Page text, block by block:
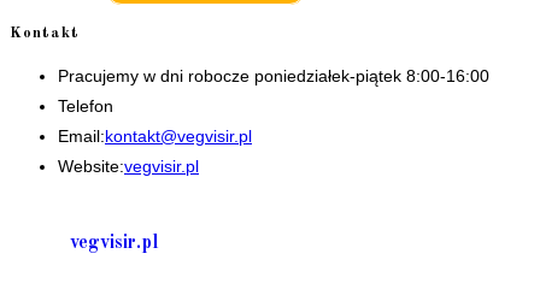
Kontakt
Pracujemy w dni robocze poniedziałek-piątek 8:00-16:00
Telefon
Email:kontakt@vegvisir.plOpens
Website:vegvisir.pl
vegvisir.pl